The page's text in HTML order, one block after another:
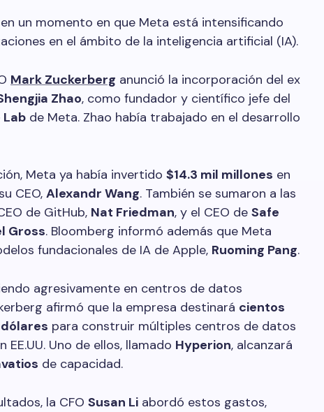
un momento en que Meta está intensificando
en el ámbito de la inteligencia artificial (IA).
Mark Zuckerberg anunció la incorporación del ex
Zhao, como fundador y científico jefe del
de Meta. Zhao había trabajado en el desarrollo
Meta ya había invertido $14.3 mil millones en
CEO, Alexandr Wang. También se sumaron a las
de GitHub, Nat Friedman, y el CEO de Safe
Gross. Bloomberg informó además que Meta
fundacionales de IA de Apple, Ruoming Pang.
agresivamente en centros de datos
afirmó que la empresa destinará cientos
para construir múltiples centros de datos
Uno de ellos, llamado Hyperion, alcanzará
de capacidad.
la CFO Susan Li abordó estos gastos,